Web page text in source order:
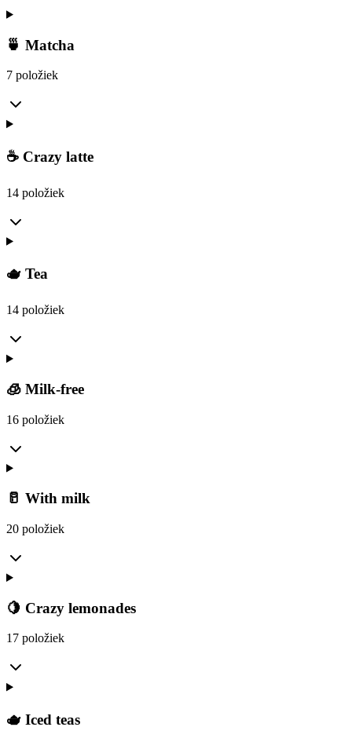
🍵 Matcha
7 položiek
☕ Crazy latte
14 položiek
🫖 Tea
14 položiek
🧊 Milk-free
16 položiek
🥛 With milk
20 položiek
🍋 Crazy lemonades
17 položiek
🫖 Iced teas